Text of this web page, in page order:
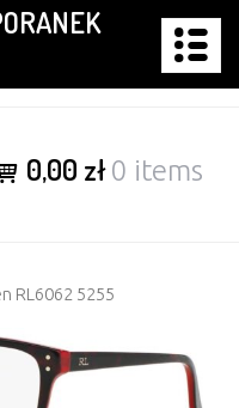
0,00 zł0 items
RL6062 5255